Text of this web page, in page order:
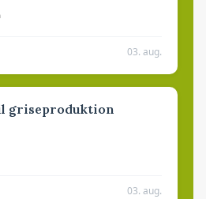
03. aug.
griseproduktion
03. aug.